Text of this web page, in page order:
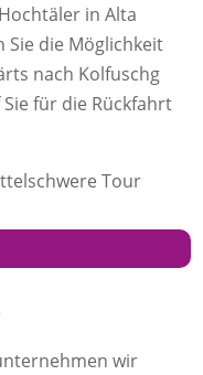
in Alta
Sie die Möglichkeit
nach Kolfuschg
für die Rückfahrt
Tour
wir